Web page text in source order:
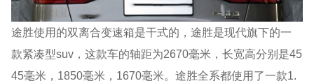
途胜使用的双离合变速箱是干式的，途胜是现代旗下的一
款紧凑型suv，这款车的轴距为2670毫米，长宽高分别是45
45毫米，1850毫米，1670毫米。途胜全系都使用了一款1.